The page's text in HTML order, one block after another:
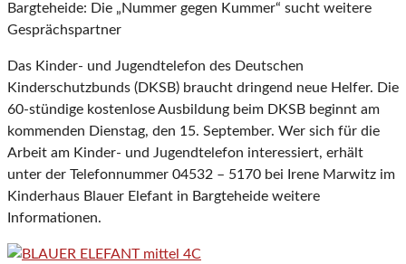
Bargteheide: Die „Nummer gegen Kummer“ sucht weitere
Gesprächspartner
Das Kinder- und Jugendtelefon des Deutschen
Kinderschutzbunds (DKSB) braucht dringend neue Helfer. Die
60-stündige kostenlose Ausbildung beim DKSB beginnt am
kommenden Dienstag, den 15. September. Wer sich für die
Arbeit am Kinder- und Jugendtelefon interessiert, erhält
unter der Telefonnummer 04532 – 5170 bei Irene Marwitz im
Kinderhaus Blauer Elefant in Bargteheide weitere
Informationen.